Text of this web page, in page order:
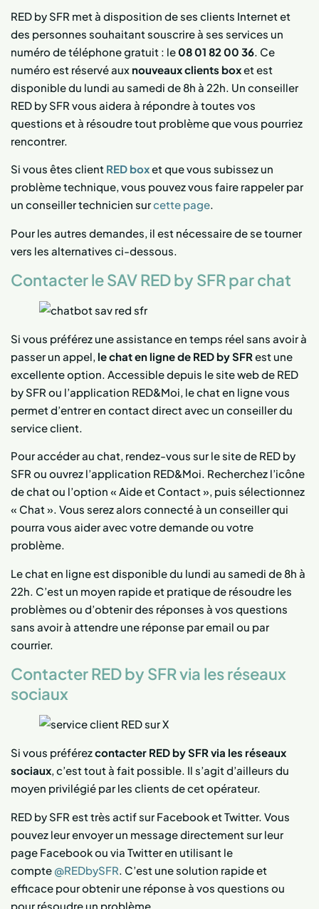
RED by SFR met à disposition de ses clients Internet et
des personnes souhaitant souscrire à ses services un
numéro de téléphone gratuit : le08 01 82 00 36. Ce
numéro est réservé aux nouveaux clients boxet est
disponible du lundi au samedi de 8h à 22h. Un conseiller
RED by SFR vous aidera à répondre à toutes vos
questions et à résoudre tout problème que vous pourriez
rencontrer.
Si vous êtes client RED boxet que vous subissez un
problème technique, vous pouvez vous faire rappeler par
un conseiller technicien surcette page.
Pour les autres demandes, il est nécessaire de se tourner
vers les alternatives ci-dessous.
Contacter le SAV RED by SFR par chat
Si vous préférez une assistance en temps réel sans avoir à
passer un appel, le chat en ligne de RED by SFR est une
excellente option. Accessible depuis le site web de RED
by SFR ou l’application RED&Moi, le chat en ligne vous
permet d’entrer en contact direct avec un conseiller du
service client.
Pour accéder au chat, rendez-vous sur le site de RED by
SFR ou ouvrez l’application RED&Moi. Recherchez l’icône
de chat ou l’option « Aide et Contact », puis sélectionnez
« Chat ». Vous serez alors connecté à un conseiller qui
pourra vous aider avec votre demande ou votre
problème.
Le chat en ligne est disponible du lundi au samedi de 8h à
22h. C’est un moyen rapide et pratique de résoudre les
problèmes ou d’obtenir des réponses à vos questions
sans avoir à attendre une réponse par email ou par
courrier.
Contacter RED by SFR via les réseaux
sociaux
Si vous préférezcontacter RED by SFR via les réseaux
sociaux, c’est tout à fait possible. Il s’agit d’ailleurs du
moyen privilégié par les clients de cet opérateur.
RED by SFR est très actif sur Facebook et Twitter. Vous
pouvez leur envoyer un message directement sur leur
page Facebook ou via Twitter en utilisant le
compte @REDbySFR . C’est une solution rapide et
efficace pour obtenir une réponse à vos questions ou
pour résoudre un problème.